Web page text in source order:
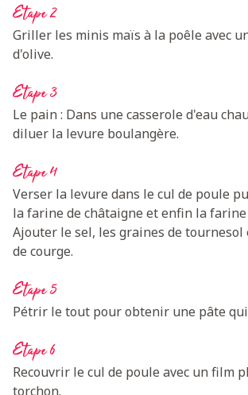
Etape 2
Griller les minis maïs à la poêle avec
d'olive.
Etape 3
Le pain : Dans une casserole d'eau
diluer la levure boulangère.
Etape 4
Verser la levure dans le cul de poule
la farine de châtaigne et enfin la farine
Ajouter le sel, les graines de tournesol
de courge.
Etape 5
Pétrir le tout pour obtenir une pâte qui
Etape 6
Recouvrir le cul de poule avec un film
torchon.